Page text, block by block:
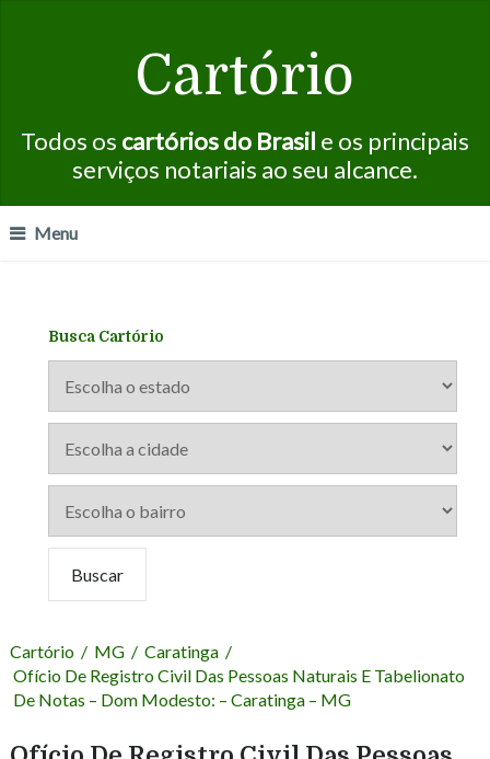
Cartório
Todos os cartórios do Brasil e os principais
serviços notariais ao seu alcance.
Menu
Busca Cartório
Cartório / MG / Caratinga /
Ofício De Registro Civil Das Pessoas Naturais E Tabelionato
De Notas – Dom Modesto: – Caratinga – MG